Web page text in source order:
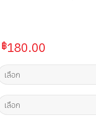
Original
was:
฿490.00.
฿180.00
฿180.00.